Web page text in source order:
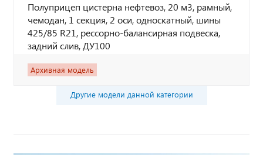
Полуприцеп цистерна нефтевоз, 20 м3, рамный,
чемодан, 1 секция, 2 оси, односкатный, шины
425/85 R21, рессорно-балансирная подвеска,
задний слив, ДУ100
Архивная модель
Другие модели данной категории